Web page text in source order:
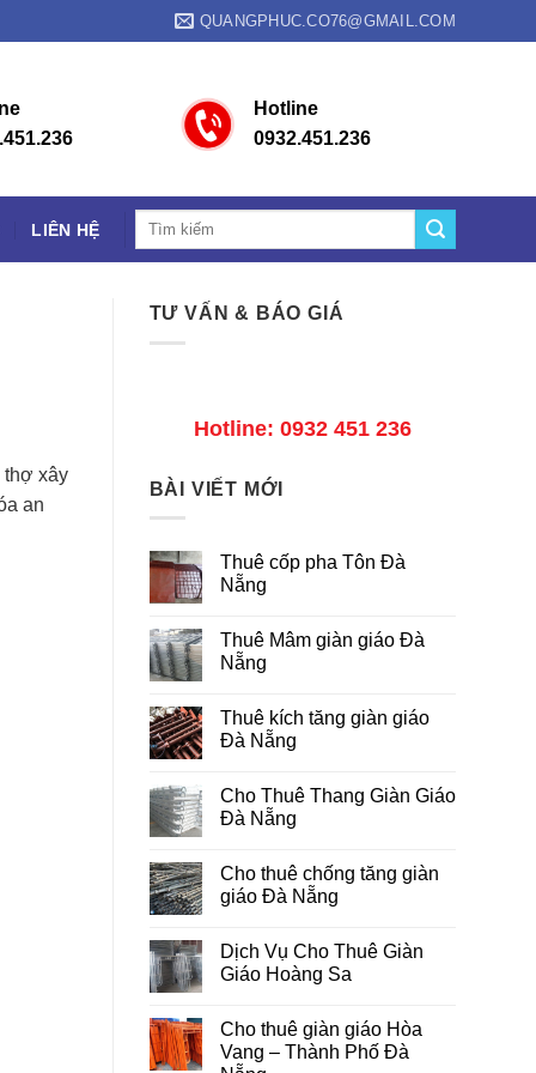
QUANGPHUC.CO76@GMAIL.COM
Hotline
0932.451.236
LIÊN HỆ
thợ xây
an
TƯ VẤN & BÁO GIÁ
Hotline: 0932 451 236
BÀI VIẾT MỚI
Thuê cốp pha Tôn Đà
Nẵng
bình
luận
ở
pha
Tôn
Đà
Thuê Mâm giàn giáo Đà
Nẵng
bình
luận
ở
giàn
giáo
Đà
Thuê kích tăng giàn giáo
Đà Nẵng
bình
luận
ở
tăng
giàn
giáo
Cho Thuê Thang Giàn Giáo
Đà Nẵng
bình
luận
ở
Thang
Giàn
Giáo
Cho thuê chống tăng giàn
giáo Đà Nẵng
bình
luận
ở
chống
tăng
giàn
Dịch Vụ Cho Thuê Giàn
Giáo Hoàng Sa
bình
luận
ở
Cho thuê giàn giáo Hòa
Vang – Thành Phố Đà